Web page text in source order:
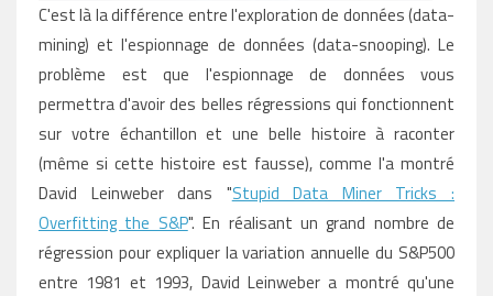
C'est là la différence entre l'exploration de données (data-
mining) et l'espionnage de données (data-snooping). Le
problème est que l'espionnage de données vous
permettra d'avoir des belles régressions qui fonctionnent
sur votre échantillon et une belle histoire à raconter
(même si cette histoire est fausse), comme l'a montré
David Leinweber dans "Stupid Data Miner Tricks :
Overfitting the S&P". En réalisant un grand nombre de
régression pour expliquer la variation annuelle du S&P500
entre 1981 et 1993, David Leinweber a montré qu'une